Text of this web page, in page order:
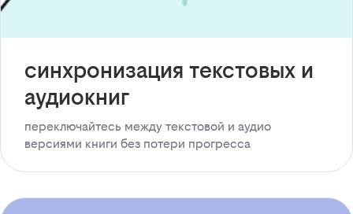
синхронизация текстовых и
аудиокниг
переключайтесь между текстовой и аудио
версиями книги без потери прогресса